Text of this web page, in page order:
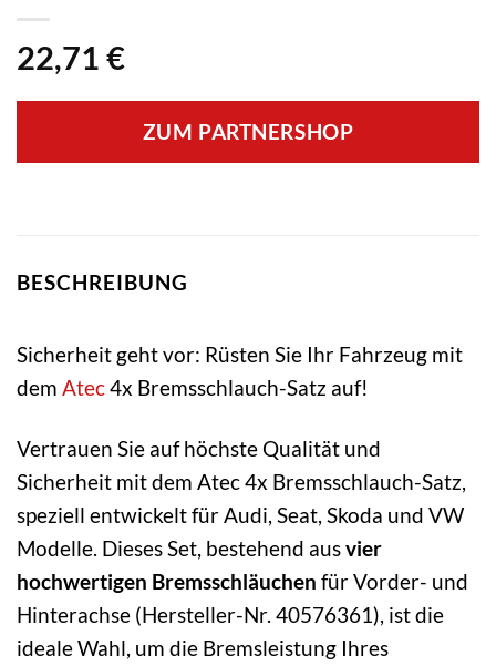
22,71 €
ZUM PARTNERSHOP
BESCHREIBUNG
Sicherheit geht vor: Rüsten Sie Ihr Fahrzeug mit
dem Atec4x Bremsschlauch-Satz auf!
Vertrauen Sie auf höchste Qualität und
Sicherheit mit dem Atec 4x Bremsschlauch-Satz,
speziell entwickelt für Audi, Seat, Skoda und VW
Modelle. Dieses Set, bestehend ausvier
hochwertigen Bremsschläuchen für Vorder- und
Hinterachse (Hersteller-Nr. 40576361), ist die
ideale Wahl, um die Bremsleistung Ihres